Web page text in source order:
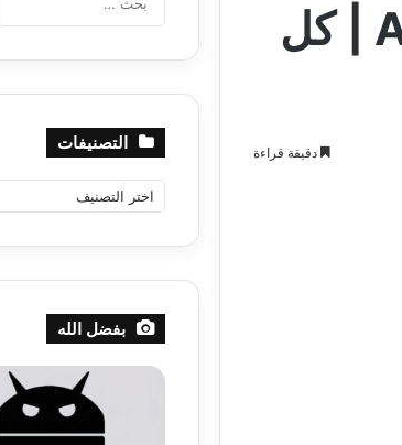
حل مشكلة Android System WebView | كل
دقيقة قراءة التصنيفات
ل
ن
ت
بفضل الله